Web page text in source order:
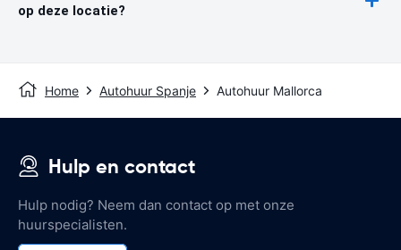
op deze locatie?
Home Autohuur Spanje Autohuur Mallorca
Hulp en contact
Hulp nodig? Neem dan contact op met onze
huurspecialisten.